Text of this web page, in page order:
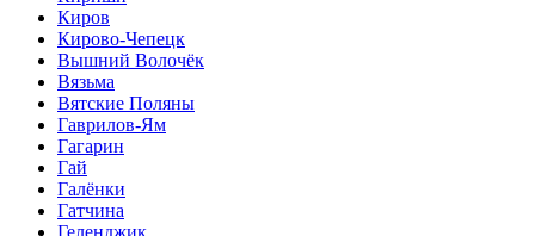
Киров
Кирово-Чепецк
Вышний Волочёк
Вязьма
Вятские Поляны
Гаврилов-Ям
Гагарин
Гай
Галёнки
Гатчина
Геленджик